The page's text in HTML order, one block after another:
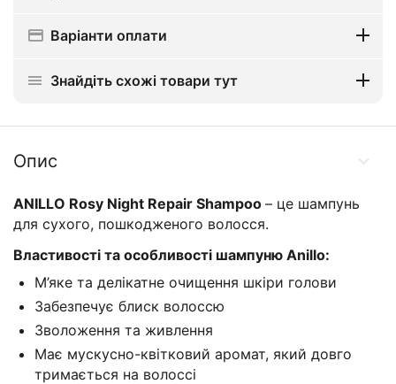
Варіанти оплати
Знайдіть схожі товари тут
Опис
ANILLO Rosy Night Repair Shampoo – це шампунь
для сухого, пошкодженого волосся.
Властивості та особливості шампуню Anillo:
М’яке та делікатне очищення шкіри голови
Забезпечує блиск волоссю
Зволоження та живлення
Має мускусно-квітковий аромат, який довго
тримається на волоссі